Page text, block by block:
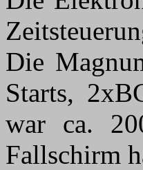
Die
Starts,
war ca.
Fallschirm